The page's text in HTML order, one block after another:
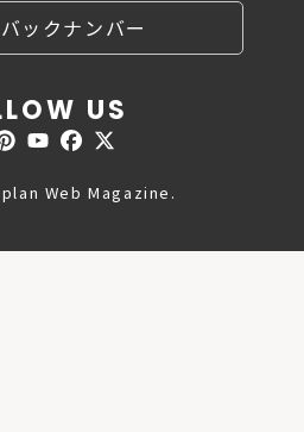
ックナンバー
US
Web Magazine.